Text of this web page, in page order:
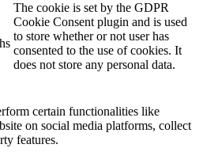
The cookie is set by the GDPR
Cookie Consent plugin and is used
to store whether or not user has
consented to the use of cookies. It
does not store any personal data.
certain functionalities like
on social media platforms, collect
features.